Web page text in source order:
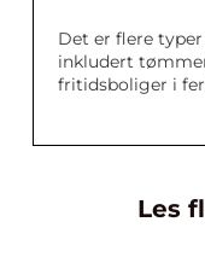
Det er flere
inkludert
fritidsboliger i
Les